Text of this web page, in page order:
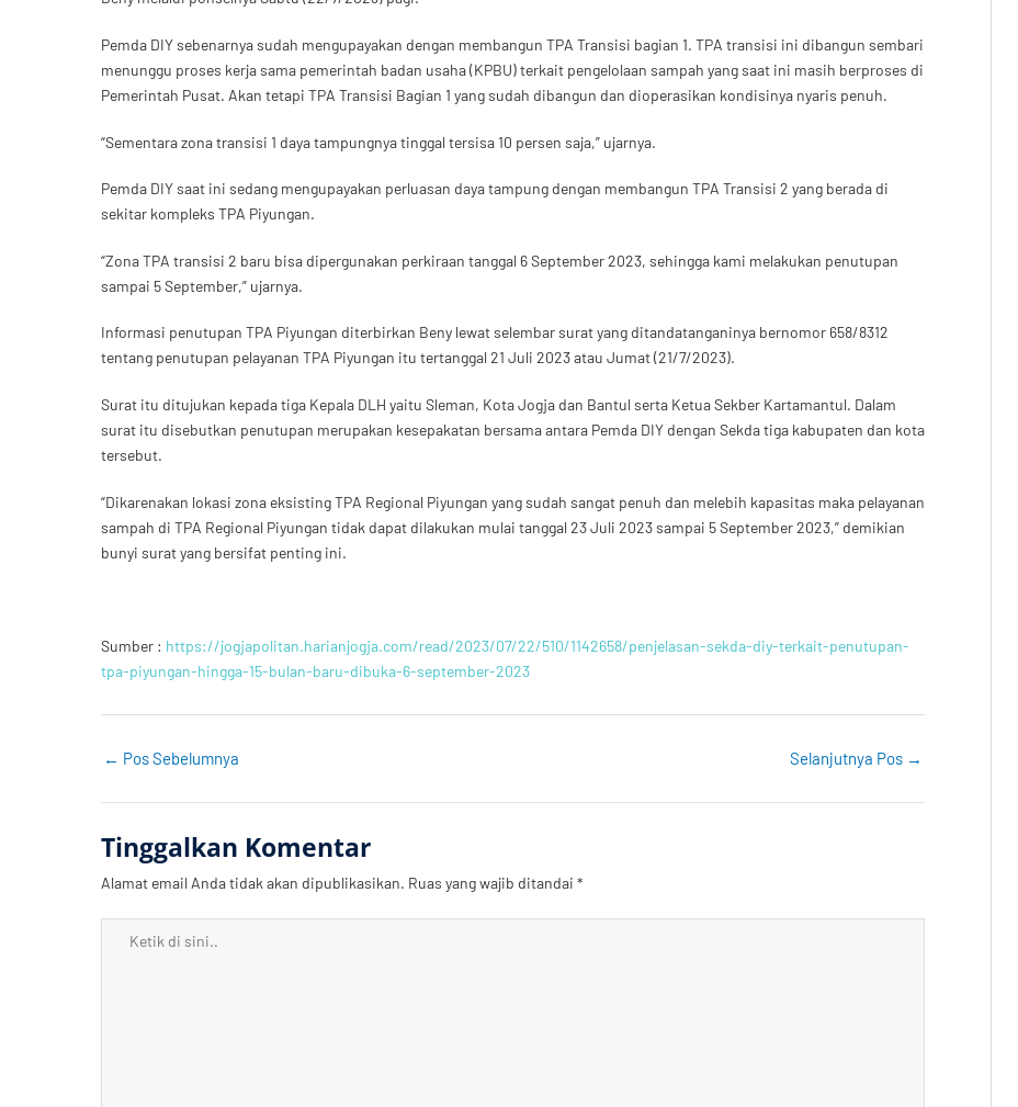
Pemda DIY sebenarnya sudah mengupayakan dengan membangun TPA Transisi bagian 1. TPA transisi ini dibangun sembari
menunggu proses kerja sama pemerintah badan usaha (KPBU) terkait pengelolaan sampah yang saat ini masih berproses di
Pemerintah Pusat. Akan tetapi TPA Transisi Bagian 1 yang sudah dibangun dan dioperasikan kondisinya nyaris penuh.
“Sementara zona transisi 1 daya tampungnya tinggal tersisa 10 persen saja,” ujarnya.
Pemda DIY saat ini sedang mengupayakan perluasan daya tampung dengan membangun TPA Transisi 2 yang berada di
sekitar kompleks TPA Piyungan.
“Zona TPA transisi 2 baru bisa dipergunakan perkiraan tanggal 6 September 2023, sehingga kami melakukan penutupan
sampai 5 September,” ujarnya.
Informasi penutupan TPA Piyungan diterbirkan Beny lewat selembar surat yang ditandatanganinya bernomor 658/8312
tentang penutupan pelayanan TPA Piyungan itu tertanggal 21 Juli 2023 atau Jumat (21/7/2023).
Surat itu ditujukan kepada tiga Kepala DLH yaitu Sleman, Kota Jogja dan Bantul serta Ketua Sekber Kartamantul. Dalam
surat itu disebutkan penutupan merupakan kesepakatan bersama antara Pemda DIY dengan Sekda tiga kabupaten dan kota
tersebut.
“Dikarenakan lokasi zona eksisting TPA Regional Piyungan yang sudah sangat penuh dan melebih kapasitas maka pelayanan
sampah di TPA Regional Piyungan tidak dapat dilakukan mulai tanggal 23 Juli 2023 sampai 5 September 2023,” demikian
bunyi surat yang bersifat penting ini.
Sumber : https://jogjapolitan.harianjogja.com/read/2023/07/22/510/1142658/penjelasan-sekda-diy-terkait-penutupan-
tpa-piyungan-hingga-15-bulan-baru-dibuka-6-september-2023
← Pos Sebelumnya Selanjutnya Pos →
Tinggalkan Komentar
Alamat email Anda tidak akan dipublikasikan. Ruas yang wajib ditandai *
Ketik